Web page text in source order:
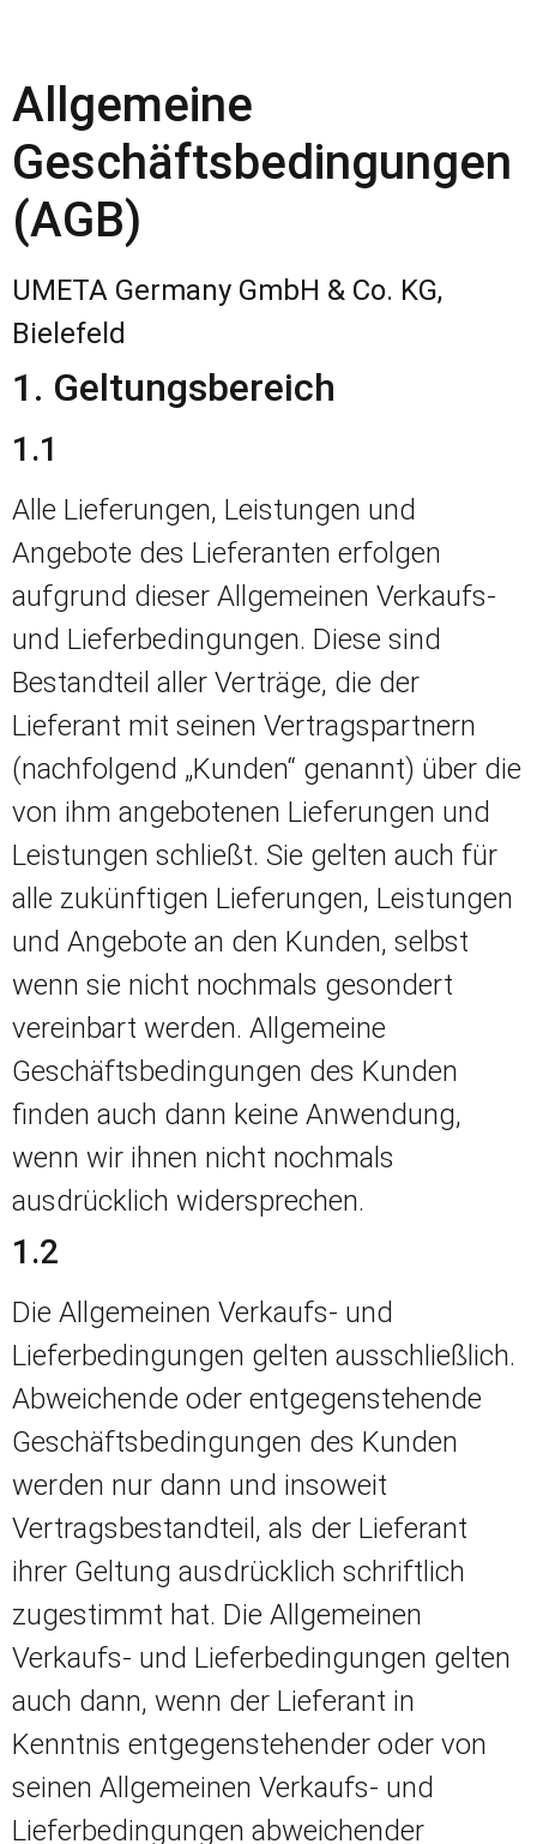
Allgemeine
Geschäftsbedingungen
(AGB)
UMETA Germany GmbH & Co. KG,
Bielefeld
1. Geltungsbereich
1.1
Alle Lieferungen, Leistungen und
Angebote des Lieferanten erfolgen
aufgrund dieser Allgemeinen Verkaufs-
und Lieferbedingungen. Diese sind
Bestandteil aller Verträge, die der
Lieferant mit seinen Vertragspartnern
(nachfolgend „Kunden“ genannt) über die
von ihm angebotenen Lieferungen und
Leistungen schließt. Sie gelten auch für
alle zukünftigen Lieferungen, Leistungen
und Angebote an den Kunden, selbst
wenn sie nicht nochmals gesondert
vereinbart werden. Allgemeine
Geschäftsbedingungen des Kunden
finden auch dann keine Anwendung,
wenn wir ihnen nicht nochmals
ausdrücklich widersprechen.
1.2
Die Allgemeinen Verkaufs- und
Lieferbedingungen gelten ausschließlich.
Abweichende oder entgegenstehende
Geschäftsbedingungen des Kunden
werden nur dann und insoweit
Vertragsbestandteil, als der Lieferant
ihrer Geltung ausdrücklich schriftlich
zugestimmt hat. Die Allgemeinen
Verkaufs- und Lieferbedingungen gelten
auch dann, wenn der Lieferant in
Kenntnis entgegenstehender oder von
seinen Allgemeinen Verkaufs- und
Lieferbedingungen abweichender